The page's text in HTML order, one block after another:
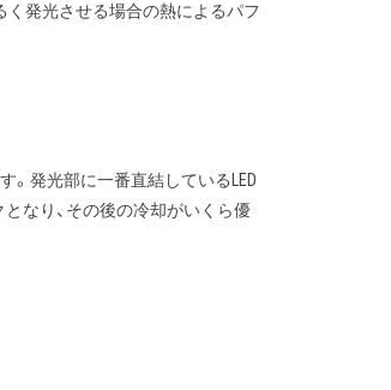
く発光させる場合の熱によるパフ
。発光部に一番直結しているLED
なり、その後の冷却がいくら優